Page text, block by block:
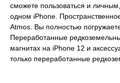
сможете пользоваться и
одном iPhone.
Atmos. Вы полностью
Переработанные
магнитах на iPhone 12 и
только переработанные